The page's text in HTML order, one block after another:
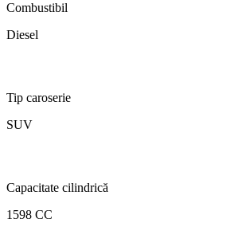
Combustibil
Diesel
Tip caroserie
SUV
Capacitate cilindrică
1598 CC